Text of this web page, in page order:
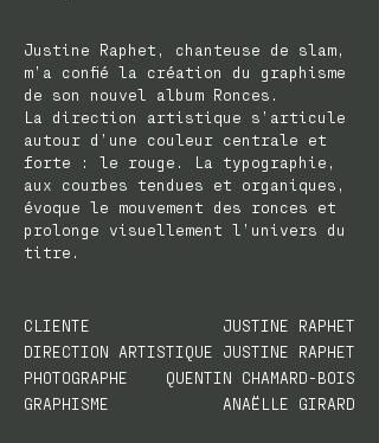
Justine Raphet, chanteuse de slam,
m’a confié la création du graphisme
de son nouvel album Ronces.
La direction artistique s’articule
autour d’une couleur centrale et
forte : le rouge. La typographie,
aux courbes tendues et organiques,
évoque le mouvement des ronces et
prolonge visuellement l’univers du
titre.
CLIENTE
JUSTINE RAPHET
DIRECTION ARTISTIQUE
JUSTINE RAPHET
PHOTOGRAPHE
QUENTIN CHAMARD-BOIS
GRAPHISME
ANAËLLE GIRARD